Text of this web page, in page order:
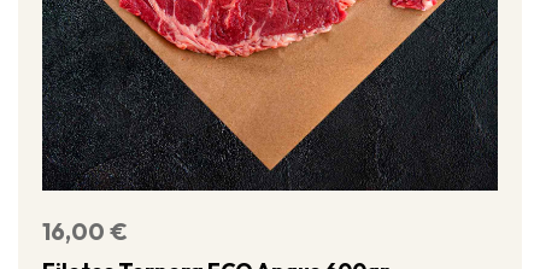
16,00 €